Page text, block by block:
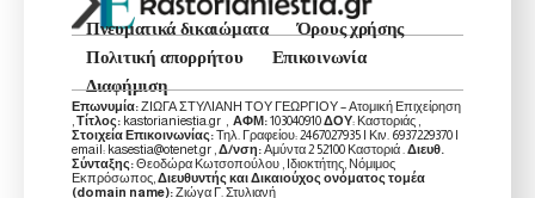
Πνευματικά δικαιώματα
Όρους χρήσης
Πολιτική απορρήτου
Επικοινωνία
Διαφήμιση
Επωνυμία:ΖΙΩΓΑ ΣΤΥΛΙΑΝΗ ΤΟΥ ΓΕΩΡΓΙΟΥ – Ατομική Επιχείρηση
Τίτλος: kastorianiestia.gr , ΑΦΜ:103040910ΔΟΥ: Καστοριάς ,
Στοιχεία Επικοινωνίας:Τηλ. Γραφείου: 2467027935 | Κιν. 6937229370 |
email: kasestia@otenet.gr , Δ/νση:Αμύντα 2 52100 Καστοριά . Διευθ.
Σύνταξης:Θεοδώρα Κωτσοπούλου , Ιδιοκτήτης, Νόμιμος
Εκπρόσωπος, Διευθυντής και Δικαιούχος ονόματος τομέα
(domain name):Ζιώγα Γ. Στυλιανή